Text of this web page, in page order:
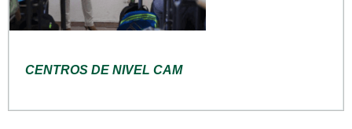
CENTROS DE NIVEL CAM